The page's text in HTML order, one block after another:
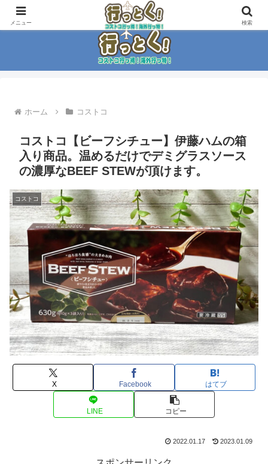
コストコ大好き家族がイチ押商品紹介！！
ホーム コストコ
コストコ【ビーフシチュー】伊藤ハムの箱
入り商品。温めるだけでデミグラスソース
の濃厚なBEEF STEWが頂けます。
コストコ
X Facebook はてブ
LINE コピー
2022.01.17 2023.01.09
メニュー 検索